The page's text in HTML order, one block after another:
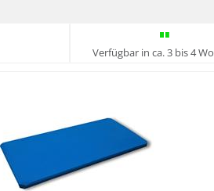
Verfügbar in ca. 3 bis 4